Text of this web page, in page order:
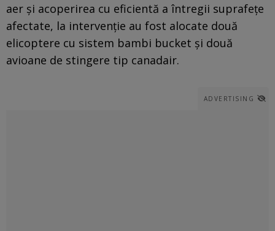
aer şi acoperirea cu eficientă a întregii suprafeţe
afectate, la intervenţie au fost alocate două
elicoptere cu sistem bambi bucket şi două
avioane de stingere tip canadair.
ADVERTISING